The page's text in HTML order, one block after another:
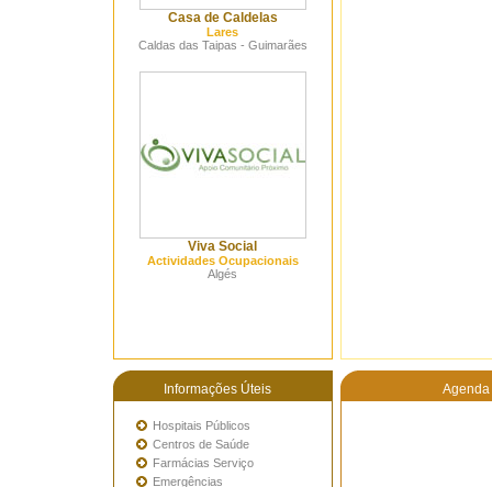
Casa de Caldelas
Lares
Caldas das Taipas - Guimarães
Viva Social
Actividades Ocupacionais
Algés
Informações Úteis Agenda
Hospitais Públicos
Centros de Saúde
Farmácias Serviço
Emergências